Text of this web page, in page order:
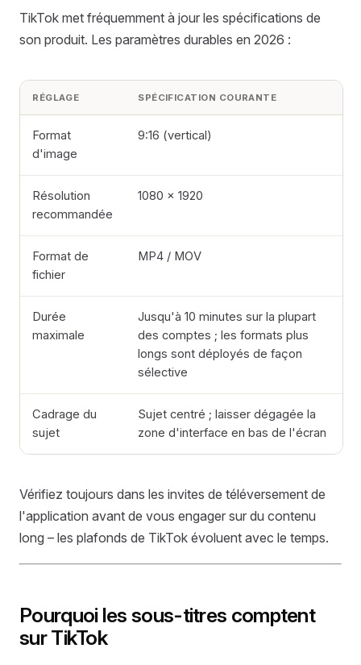
TikTok met fréquemment à jour les spécifications de
son produit. Les paramètres durables en 2026 :
RÉGLAGE SPÉCIFICATION COURANTE
Format
d'image
9:16 (vertical)
Résolution
recommandée
1080 × 1920
Format de
fichier
MP4 / MOV
Durée
maximale
Jusqu'à 10 minutes sur la plupart
des comptes ; les formats plus
longs sont déployés de façon
sélective
Cadrage du
sujet
Sujet centré ; laisser dégagée la
zone d'interface en bas de l'écran
Vérifiez toujours dans les invites de téléversement de
l'application avant de vous engager sur du contenu
long – les plafonds de TikTok évoluent avec le temps.
Pourquoi les sous-titres comptent
sur TikTok